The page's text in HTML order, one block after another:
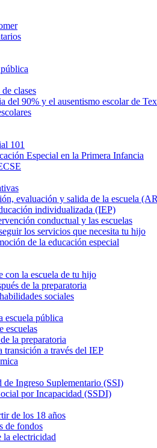
clases
del 90% y el ausentismo escolar de
101
Especial en la Primera Infancia
evaluación y salida de la escuela
individualizada (IEP)
conductual y las escuelas
los servicios que necesita tu hijo
de la educación especial
con la escuela de tu hijo
de la preparatoria
sociales
escuela pública
escuelas
la preparatoria
transición a través del IEP
de Ingreso Suplementario (SSI)
por Incapacidad (SSDI)
de los 18 años
de fondos
la electricidad